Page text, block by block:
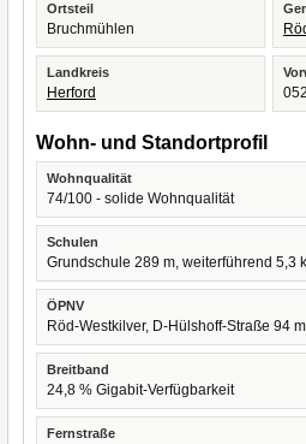
Ortsteil
Bruchmühlen
Landkreis
Herford
Wohn- und Standortprofil
Wohnqualität
74/100 - solide Wohnqualität
Schulen
Grundschule 289 m, weiterführend 5,3
ÖPNV
Röd-Westkilver, D-Hülshoff-Straße 94 m
Breitband
24,8 % Gigabit-Verfügbarkeit
Fernstraße